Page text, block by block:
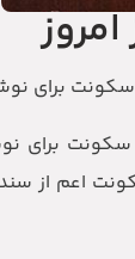
برای
به هیچ عنوان گواهی
اعم از سند